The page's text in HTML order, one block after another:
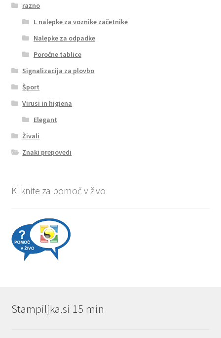
razno
L nalepke za voznike začetnike
Nalepke za odpadke
Poročne tablice
Signalizacija za plovbo
Šport
Virusi in higiena
Elegant
Živali
Znaki prepovedi
Kliknite za pomoč v živo
Stampiljka.si 15 min